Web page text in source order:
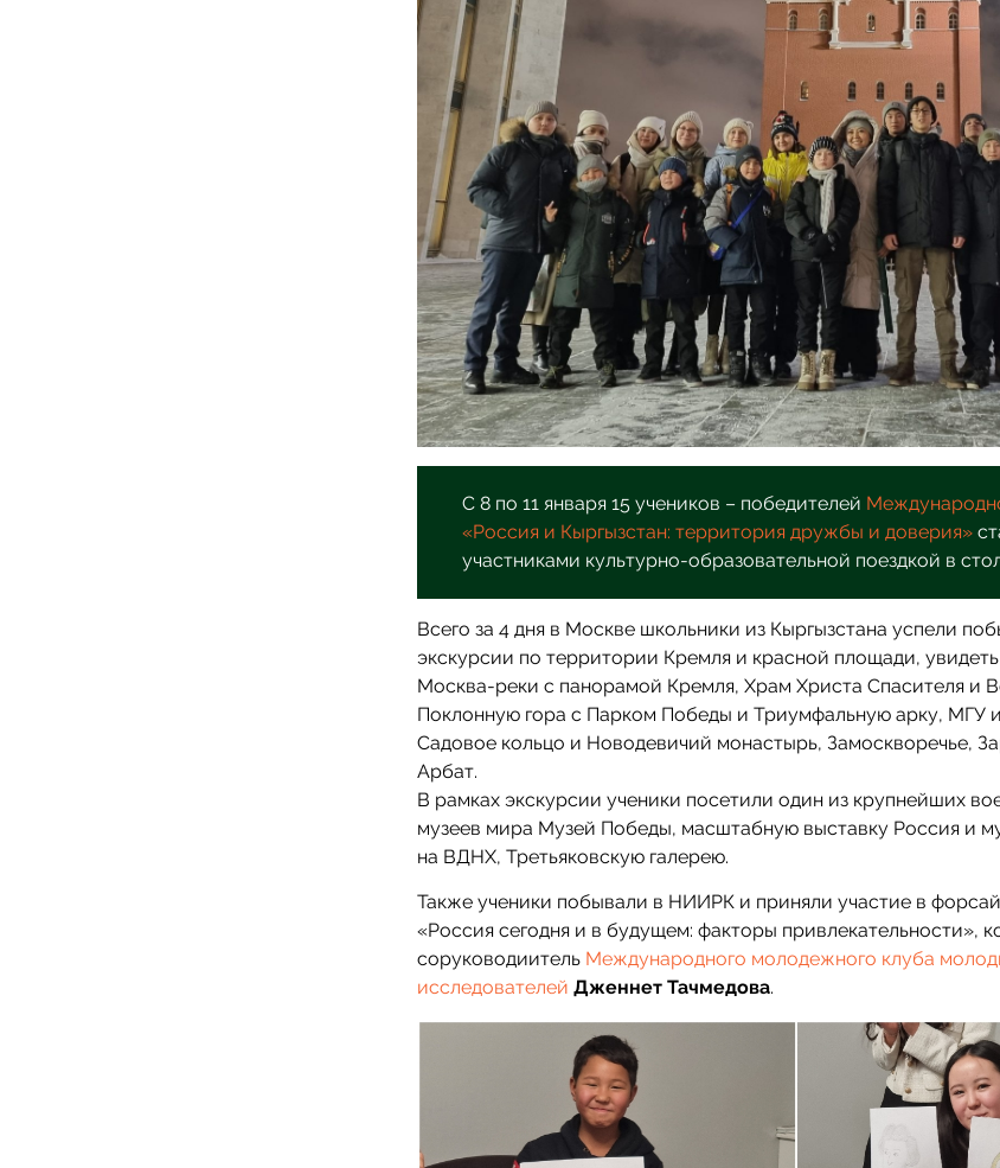
С 8 по 11 января 15 учеников – победителей
«Россия и Кыргызстан: территория дружбы и доверия»
участниками культурно-образовательной поездкой в
Всего за 4 дня в Москве школьники из Кыргызстана успели
экскурсии по территории Кремля и красной площади,
Москва-реки с панорамой Кремля, Храм Христа Спасителя и
Поклонную гора с Парком Победы и Триумфальную арку, МГУ
Садовое кольцо и Новодевичий монастырь, Замоскворечье,
Арбат.
В рамках экскурсии ученики посетили один из крупнейших
музеев мира Музей Победы, масштабную выставку Россия и
на ВДНХ, Третьяковскую галерею.
Также ученики побывали в НИИРК и приняли участие в
«Россия сегодня и в будущем: факторы привлекательности»,
соруководиитель Международного молодежного клуба
исследователей Дженнет Тачмедова.